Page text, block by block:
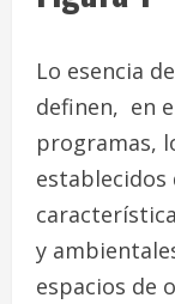
Lo esencia
definen, en
programas,
establecidos
y
espacios de